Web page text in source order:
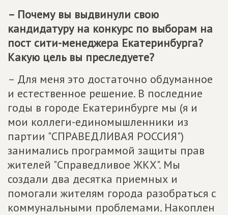
– Почему вы выдвинули свою
кандидатуру на конкурс по выборам на
пост сити-менеджера Екатеринбурга?
Какую цель вы преследуете?
– Для меня это достаточно обдуманное
и естественное решение. В последние
годы в городе Екатеринбурге мы (я и
мои коллеги-единомышленники из
партии "СПРАВЕДЛИВАЯ РОССИЯ")
занимались программой защиты прав
жителей "Справедливое ЖКХ". Мы
создали два десятка приемных и
помогали жителям города разобраться с
коммунальными проблемами. Накоплен